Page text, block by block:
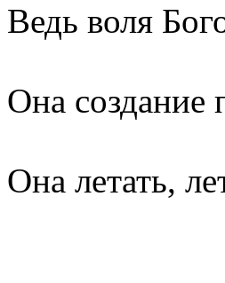
Ведь воля
Она создание
Она летать,